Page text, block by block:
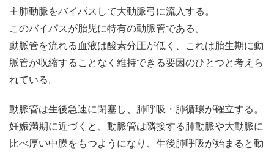
主肺動脈をバイパスして大動脈弓に流入する。
このバイパスが胎児に特有の動脈管である。
動脈管を流れる血液は酸素分圧が低く、これは胎生期に動
脈管が収縮することなく維持できる要因のひとつと考えら
れている。
動脈管は生後急速に閉塞し、肺呼吸・肺循環が確立する。
妊娠満期に近づくと、動脈管は隣接する肺動脈や大動脈に
比べ厚い中膜をもつようになり、生後肺呼吸が始まると動